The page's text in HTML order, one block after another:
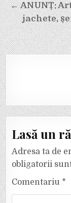
← ANUNȚ:
jachete,
Lasă un
Adresa ta de
obligatorii
Comentariu *